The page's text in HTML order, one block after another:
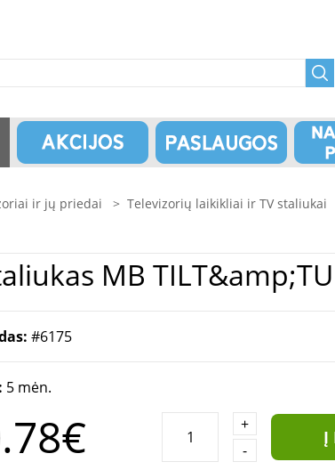
ir jų priedai > Televizorių laikikliai ir TV staliukai
Televizoriaus laikiklis | TV
#6175
5 mėn.
+
-
Į